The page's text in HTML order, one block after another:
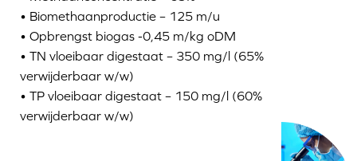
• Biomethaanproductie – 125 m/u
• Opbrengst biogas -0,45 m/kg oDM
• TN vloeibaar digestaat – 350 mg/l (65%
verwijderbaar w/w)
• TP vloeibaar digestaat – 150 mg/l (60%
verwijderbaar w/w)